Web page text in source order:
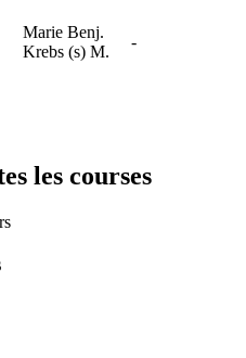
Marie Benj.
Krebs (s) M.
-
les courses